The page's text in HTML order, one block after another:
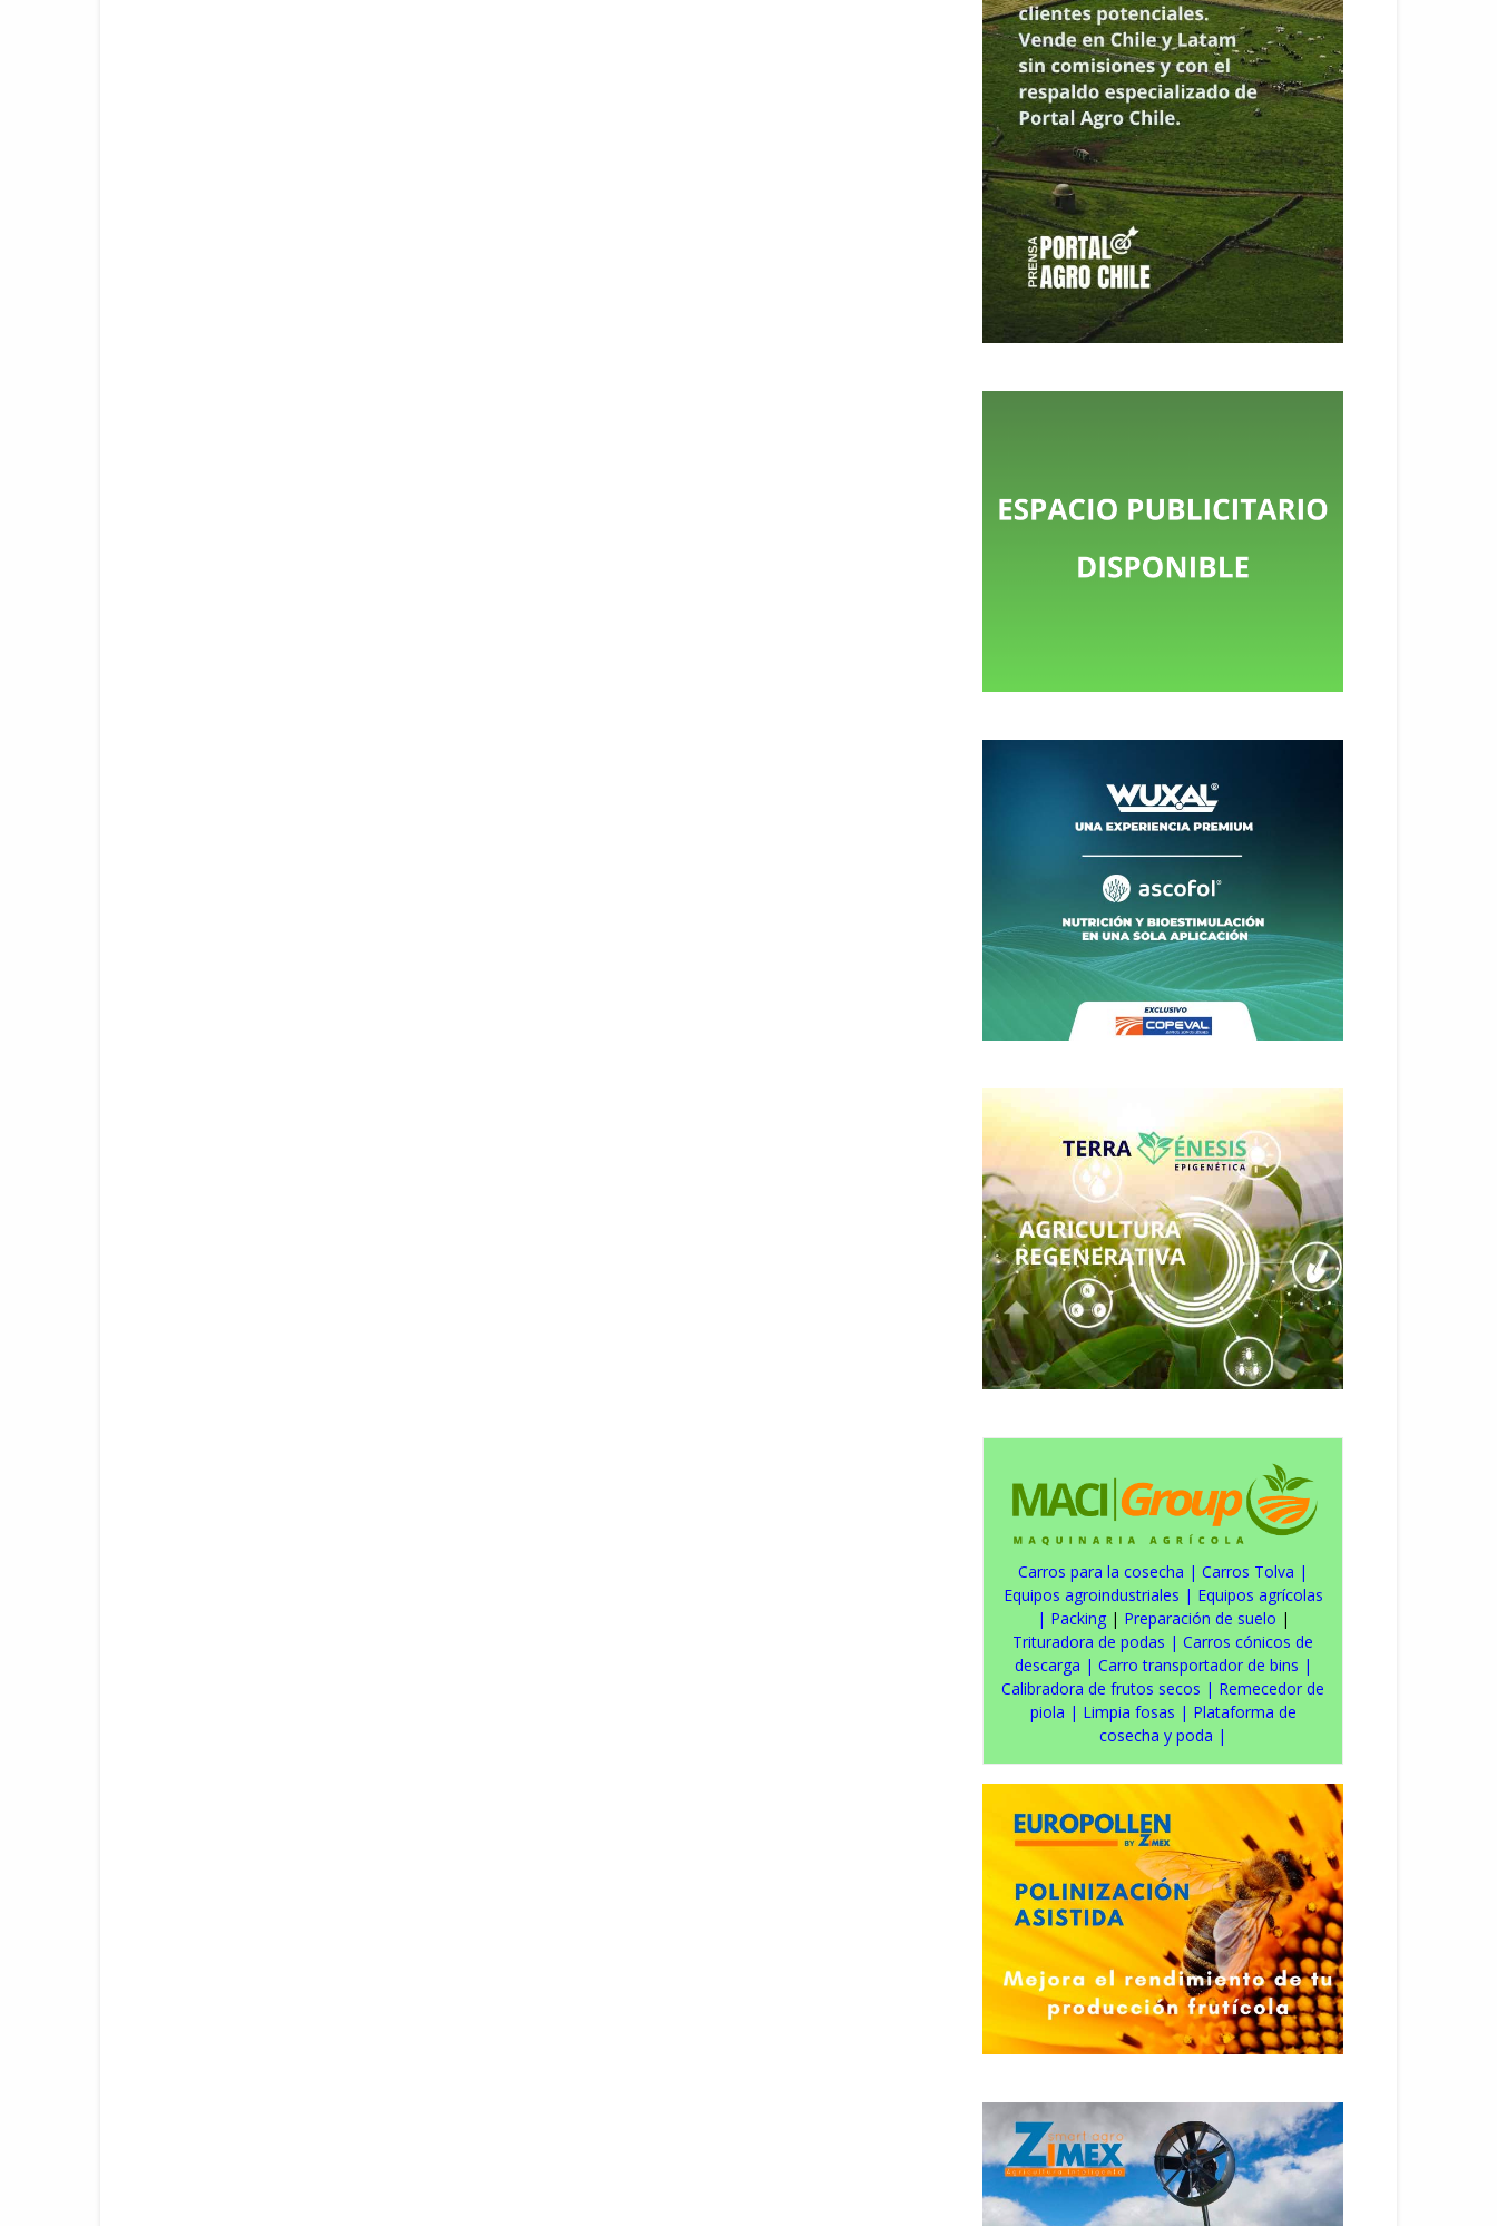
Carros para la cosecha | Carros Tolva |
Equipos agroindustriales | Equipos agrícolas
| Packing| Preparación de suelo |
Trituradora de podas | Carros cónicos de
descarga | Carro transportador de bins |
Calibradora de frutos secos | Remecedor de
piola | Limpia fosas | Plataforma de
cosecha y poda |